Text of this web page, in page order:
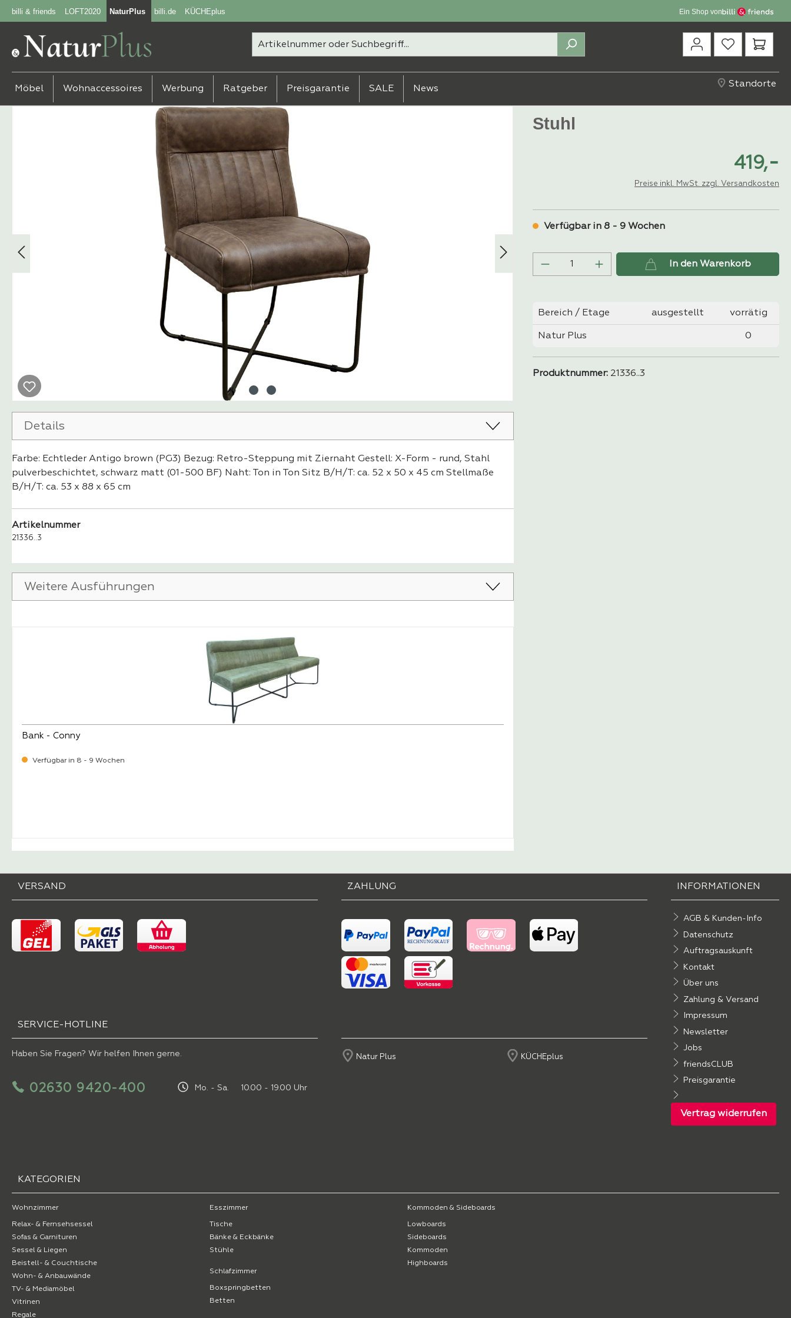
Hauptinhalt springen
Zur Suche springen
Zur Hauptnavigation springen
billi & friends LOFT2020 NaturPlus billi.de KÜCHEplus Ein Shop von
Möbel Wohnaccessoires Werbung Ratgeber Preisgarantie SALE News Standorte
Stuhl
419,-
Preise inkl. MwSt. zzgl. Versandkosten
Verfügbar in 8 - 9 Wochen
Produkt Anzahl: Gib denIn den Warenkorb
Bereich / Etage ausgestellt vorrätig
Natur Plus 0
Produktnummer: 21336..3
Details
Farbe: Echtleder Antigo brown (PG3) Bezug: Retro-Steppung mit Ziernaht Gestell: X-Form - rund, Stahl
pulverbeschichtet, schwarz matt (01-500 BF) Naht: Ton in Ton Sitz B/H/T: ca. 52 x 50 x 45 cm Stellmaße
B/H/T: ca. 53 x 88 x 65 cm
Artikelnummer
21336..3
Weitere Ausführungen
Bank - Conny
Verfügbar in 8 - 9 Wochen
VERSAND ZAHLUNG
SERVICE-HOTLINE
Haben Sie Fragen? Wir helfen Ihnen gerne.
02630 9420-400 Mo. - Sa. 10.00 - 19.00 Uhr
Natur Plus KÜCHEplus
INFORMATIONEN
AGB & Kunden-Info
Datenschutz
Auftragsauskunft
Kontakt
Über uns
Zahlung & Versand
Impressum
Newsletter
Jobs
friendsCLUB
Preisgarantie
KATEGORIEN
Wohnzimmer
Relax- & Fernsehsessel
Sofas & Garnituren
Sessel & Liegen
Beistell- & Couchtische
Wohn- & Anbauwände
TV- & Mediamöbel
Vitrinen
Regale
Esszimmer
Tische
Bänke & Eckbänke
Stühle
Schlafzimmer
Boxspringbetten
Betten
Kommoden & Sideboards
Lowboards
Sideboards
Kommoden
Highboards